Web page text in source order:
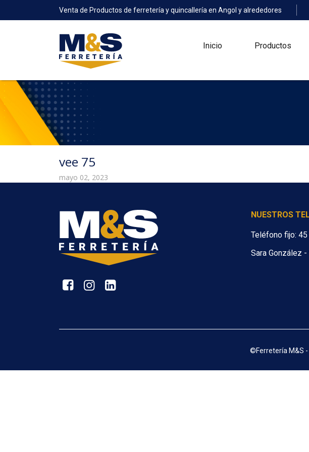
Venta de Productos de ferretería y quincallería en Angol y alrededores
Inicio Productos
vee 75
mayo 02, 2023
NUESTROS
Teléfono fijo:
Sara González
©Ferretería M&S